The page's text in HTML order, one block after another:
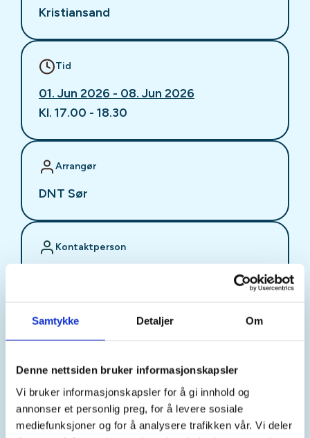
Samtykke Detaljer Om
Denne nettsiden bruker informasjonskapsler
Vi bruker informasjonskapsler for å gi innhold og
annonser et personlig preg, for å levere sosiale
mediefunksjoner og for å analysere trafikken vår. Vi deler
Kristiansand
Tid
01. Jun 2026 - 08. Jun 2026
Kl. 17.00 - 18.30
Arrangør
DNT Sør
Kontaktperson
Bli med i Turboklubben!
Her møtes barnefamilier fra Søgne hver mandag for
å ha det gøy sammen ute i naturen, gå på tur, leke,